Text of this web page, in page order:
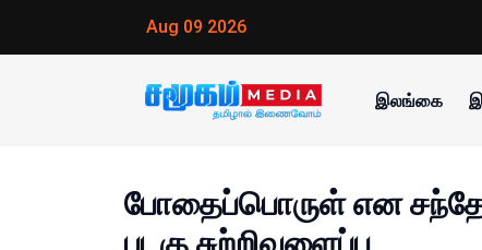
Aug 09 2026
இலங்கை
போதைப்பொருள் என